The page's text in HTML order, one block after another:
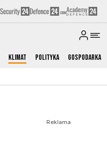
Klimat Polityka Gospodarka
Reklama